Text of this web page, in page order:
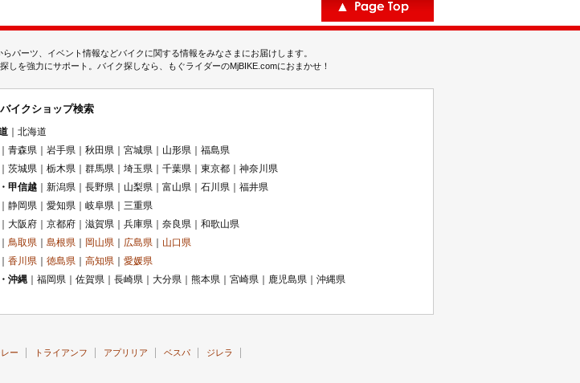
パーツ、イベント情報などバイクに関する情報をみなさまにお届けします。
を強力にサポート。バイク探しなら、もぐライダーのMjBIKE.comにおまかせ！
イクショップ検索
｜北海道
青森県｜岩手県｜秋田県｜宮城県｜山形県｜福島県
｜茨城県｜栃木県｜群馬県｜埼玉県｜千葉県｜東京都｜神奈川県
甲信越 ｜新潟県｜長野県｜山梨県｜富山県｜石川県｜福井県
｜静岡県｜愛知県｜岐阜県｜三重県
｜大阪府｜京都府｜滋賀県｜兵庫県｜奈良県｜和歌山県
鳥取県 島根県 岡山県 広島県
山口県
香川県 徳島県 高知県
愛媛県
沖縄 ｜福岡県｜佐賀県｜長崎県｜大分県｜熊本県｜宮崎県｜鹿児島県｜沖縄県
ー トライアンフ アプリリア ベスパ ジレラ